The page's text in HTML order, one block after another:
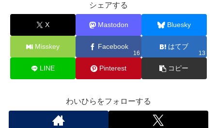
シェアする
X Mastodon Bluesky
Misskey Facebook
16
はてブ
13
LINE Pinterest コピー
わいひらをフォローする